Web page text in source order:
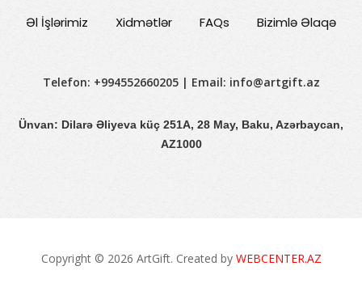
Əl İşlərimiz Xidmətlər FAQs Bizimlə Əlaqə
Telefon: +994552660205 | Email: info@artgift.az
Ünvan: Dilarə Əliyeva küç 251A, 28 May, Baku, Azərbaycan,
AZ1000
Copyright © 2026 ArtGift. Created by WEBCENTER.AZ